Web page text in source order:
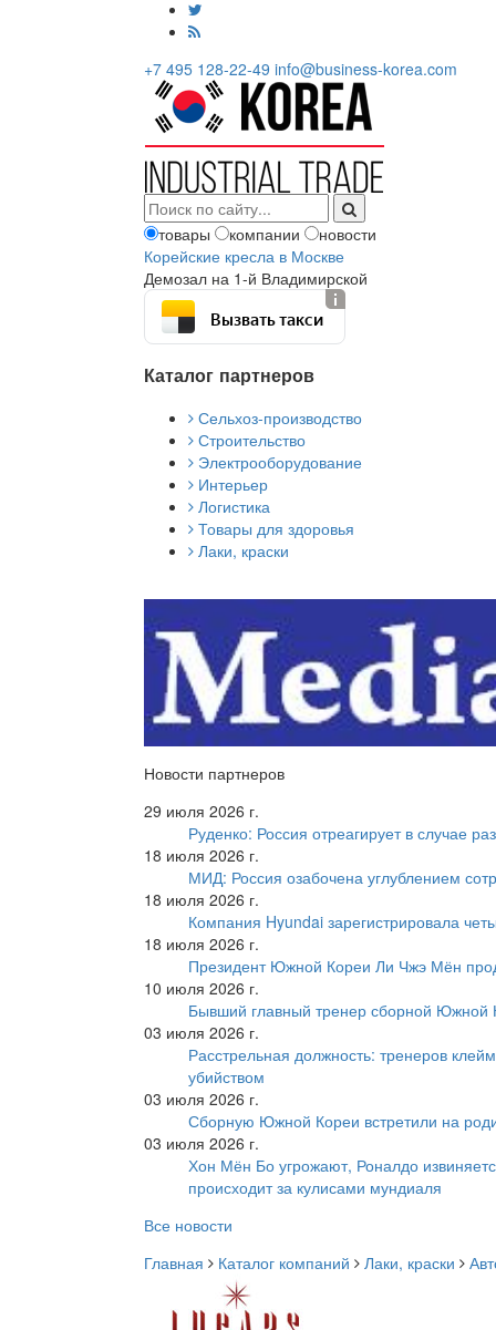
+7 495 128-22-49 info@business-korea.com
товары компании
новости
Корейские кресла в Москве
Демозал на 1-й Владимирской
Вызвать такси
Каталог партнеров
Сельхоз-производство
Строительство
Электрооборудование
Интерьер
Логистика
Товары для здоровья
Лаки, краски
Новости партнеров
29 июля 2026 г.
Руденко: Россия отреагирует в случае
18 июля 2026 г.
МИД: Россия озабочена углублением
18 июля 2026 г.
Компания Hyundai зарегистрировала
18 июля 2026 г.
Президент Южной Кореи Ли Чжэ Мён
10 июля 2026 г.
Бывший главный тренер сборной Южной
03 июля 2026 г.
Расстрельная должность: тренеров
убийством
03 июля 2026 г.
Сборную Южной Кореи встретили на
03 июля 2026 г.
Хон Мён Бо угрожают, Роналдо
происходит за кулисами мундиаля
Все новости
Главная
Каталог компаний Лаки, краски